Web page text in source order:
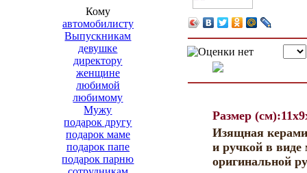
Кому
автомобилисту
Выпускникам
девушке
директору
женщине
любимой
любимому
Мужу
подарок другу
подарок маме
подарок папе
подарок парню
Размер
Изящная
и ручкой в виде
оригинальной